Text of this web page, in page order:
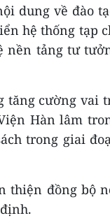
dung về đào
hệ thống tạp
nền tảng tư
tăng cường vai
Hàn lâm
trong giai
thiện đồng bộ